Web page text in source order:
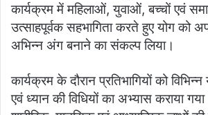
कार्यक्रम में महिलाओं, युवाओं, बच्चों एवं
उत्साहपूर्वक सहभागिता करते हुए योग को
अभिन्न अंग बनाने का संकल्प लिया।
कार्यक्रम के दौरान प्रतिभागियों को
एवं ध्यान की विधियों का अभ्यास कराया